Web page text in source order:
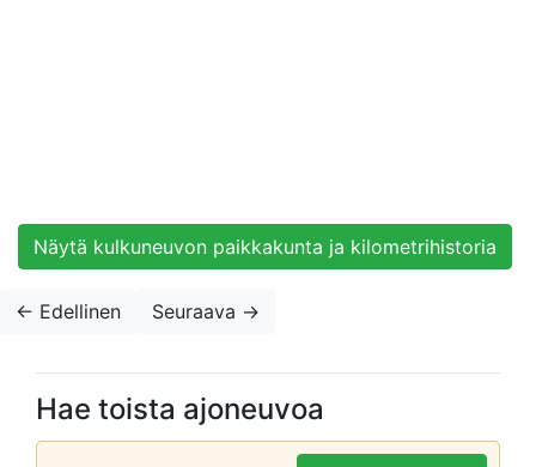
Näytä kulkuneuvon paikkakunta ja kilometrihistoria
← Edellinen Seuraava →
Hae toista ajoneuvoa